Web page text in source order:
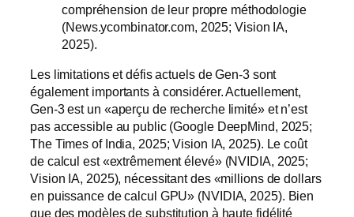
compréhension de leur propre méthodologie
(News.ycombinator.com, 2025; Vision IA,
2025).
Les limitations et défis actuels de Gen-3 sont
également importants à considérer. Actuellement,
Gen-3 est un «aperçu de recherche limité» et n’est
pas accessible au public (Google DeepMind, 2025;
The Times of India, 2025; Vision IA, 2025). Le coût
de calcul est «extrêmement élevé» (NVIDIA, 2025;
Vision IA, 2025), nécessitant des «millions de dollars
en puissance de calcul GPU» (NVIDIA, 2025). Bien
que des modèles de substitution à haute fidélité